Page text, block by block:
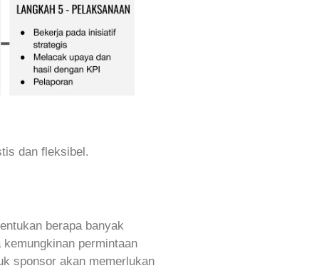
dan fleksibel.
berapa banyak
permintaan
sponsor akan memerlukan